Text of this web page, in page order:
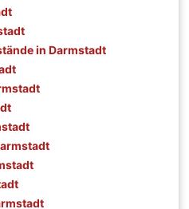
in Darmstadt